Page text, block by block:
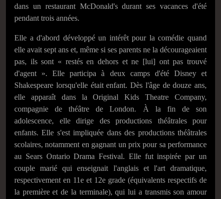
dans un restaurant McDonald's durant ses vacances d'été
pendant trois années.
Elle a d'abord développé un intérêt pour la comédie quand
elle avait sept ans et, même si ses parents ne la décourageaient
pas, ils sont « restés en dehors et ne [lui] ont pas trouvé
d'agent ». Elle participa à deux camps d'été Disney et
Shakespeare lorsqu'elle était enfant. Dès l'âge de douze ans,
elle apparaît dans la Original Kids Theatre Company,
compagnie de théâtre de London. À la fin de son
adolescence, elle dirige des productions théâtrales pour
enfants. Elle s'est impliquée dans des productions théâtrales
scolaires, notamment en gagnant un prix pour sa performance
au Sears Ontario Drama Festival. Elle fut inspirée par un
couple marié qui enseignait l'anglais et l'art dramatique,
respectivement en 11e et 12e grade (équivalents respectifs de
la première et de la terminale), qui lui a transmis son amour